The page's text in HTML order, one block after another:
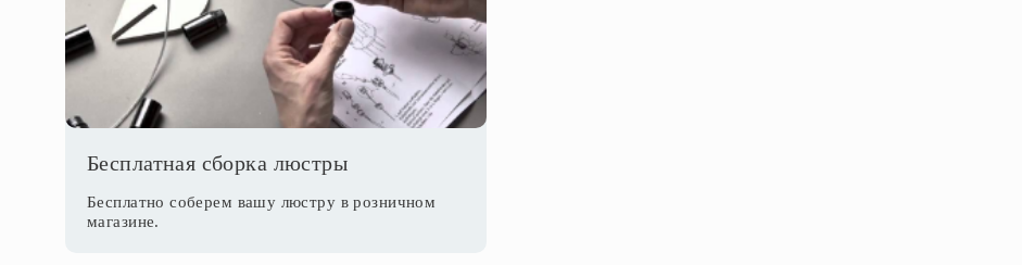
Бесплатная сборка люстры
Бесплатно соберем вашу люстру в розничном
магазине.